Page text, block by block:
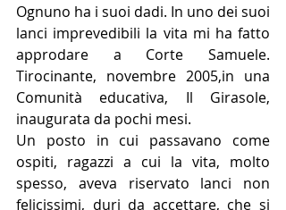
Ognuno ha i suoi dadi. In uno dei suoi
lanci imprevedibili la vita mi ha fatto
approdare a Corte Samuele.
Tirocinante, novembre 2005,in una
Comunità educativa, Il Girasole,
inaugurata da pochi mesi.
Un posto in cui passavano come
ospiti, ragazzi a cui la vita, molto
spesso, aveva riservato lanci non
felicissimi, duri da accettare, che si